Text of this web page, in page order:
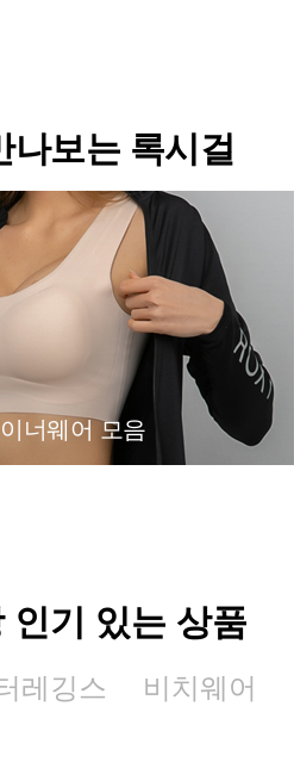
나보는 록시걸
너웨어 모음
인기 있는 상품
레깅스 비치웨어